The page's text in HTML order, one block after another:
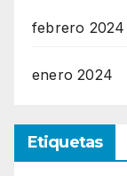
febrero 2024
enero 2024
Etiquetas